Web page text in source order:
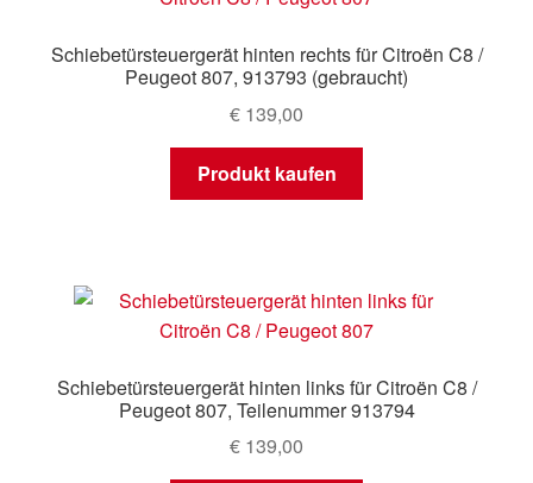
Schiebetürsteuergerät hinten rechts für Citroën C8 /
Peugeot 807, 913793 (gebraucht)
€ 139,00
Produkt kaufen
Schiebetürsteuergerät hinten links für Citroën C8 /
Peugeot 807, Teilenummer 913794
€ 139,00